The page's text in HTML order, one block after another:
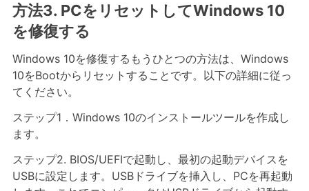
方法3. PCをリセットしてWindows 10
を修復する
Windows 10を修復するもうひとつの方法は、Windows
10をBootからリセットすることです。以下の詳細に従っ
てください。
ステップ1．Windows 10のインストールツールを作成し
ます。
ステップ2. BIOS/UEFIで起動し、最初の起動デバイスを
USBに設定します。USBドライブを挿入し、PCを再起動